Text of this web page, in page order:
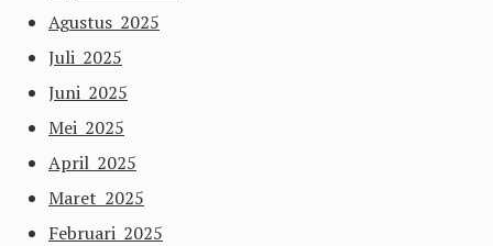
Agustus 2025
Juli 2025
Juni 2025
Mei 2025
April 2025
Maret 2025
Februari 2025